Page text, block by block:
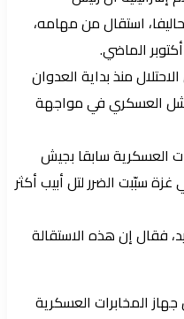
استقال من مهامه،
منذ بداية العدوان
بالفشل العسكري في مواجهة
العسكرية سابقا بجيش
سبّبت الضرر لتل أبيب أكثر
فقال إن هذه الاستقالة
المخابرات العسكرية